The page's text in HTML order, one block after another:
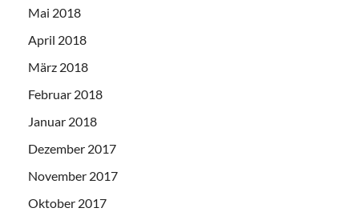
Mai 2018
April 2018
März 2018
Februar 2018
Januar 2018
Dezember 2017
November 2017
Oktober 2017